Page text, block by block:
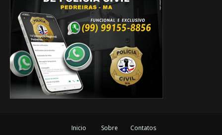
Inicio Sobre Contatos